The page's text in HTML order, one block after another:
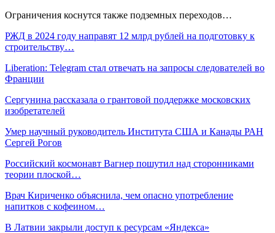
Ограничения коснутся также подземных переходов…
РЖД в 2024 году направят 12 млрд рублей на подготовку к
строительству…
Liberation: Telegram стал отвечать на запросы следователей во
Франции
Сергунина рассказала о грантовой поддержке московских
изобретателей
Умер научный руководитель Института США и Канады РАН
Сергей Рогов
Российский космонавт Вагнер пошутил над сторонниками
теории плоской…
Врач Кириченко объяснила, чем опасно употребление
напитков с кофеином…
В Латвии закрыли доступ к ресурсам «Яндекса»